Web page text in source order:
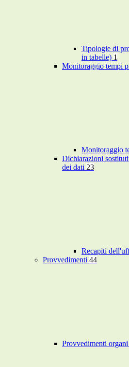
Tipologie di
in tabelle) 1
Monitoraggio tempi
Monitoraggio
Dichiarazioni
dei dati 23
Recapiti
Provvedimenti 44
Provvedimenti